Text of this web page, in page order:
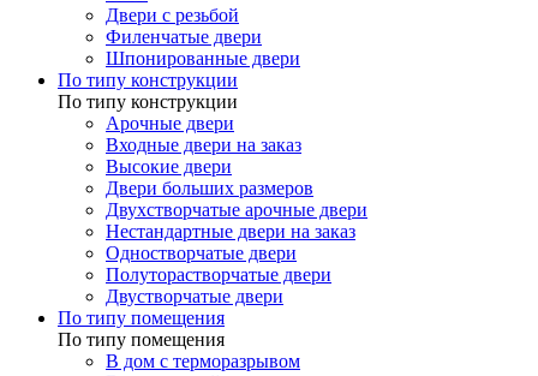
Двери с резьбой
Филенчатые двери
Шпонированные двери
По типу конструкции
По типу конструкции
Арочные двери
Входные двери на заказ
Высокие двери
Двери больших размеров
Двухстворчатые арочные двери
Нестандартные двери на заказ
Одностворчатые двери
Полуторастворчатые двери
Двустворчатые двери
По типу помещения
По типу помещения
В дом с терморазрывом